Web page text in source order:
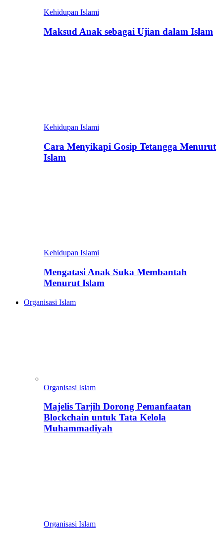
Kehidupan Islami
Maksud Anak sebagai Ujian dalam Islam
Kehidupan Islami
Cara Menyikapi Gosip Tetangga Menurut
Islam
Kehidupan Islami
Mengatasi Anak Suka Membantah
Menurut Islam
Organisasi Islam
Organisasi Islam
Majelis Tarjih Dorong Pemanfaatan
Blockchain untuk Tata Kelola
Muhammadiyah
Organisasi Islam